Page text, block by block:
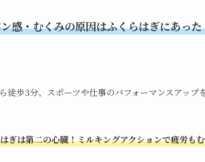
感・むくみの原因はふくらはぎにあっ
徒歩3分、スポーツや仕事のパフォーマンスアップ
ぎは第二の心臓！ミルキングアクションで疲労も